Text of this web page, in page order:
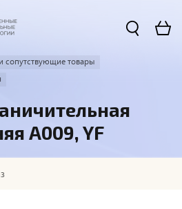
сопутствующие товары
A009, YF